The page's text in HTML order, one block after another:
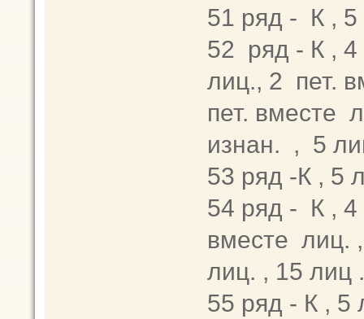
51 ряд - К ,
52 ряд - К , 4
лиц., 2 пет.
пет. вместе
изнан. , 5
53 ряд -К , 5
54 ряд - К , 4
вместе лиц.
лиц. , 15
55 ряд - К ,